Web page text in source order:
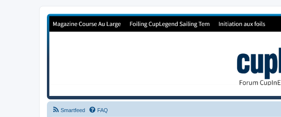
Forum de Cup In Europe
Smartfeed FAQ